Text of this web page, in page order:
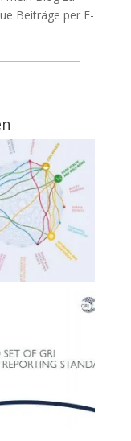
Beiträge per E-